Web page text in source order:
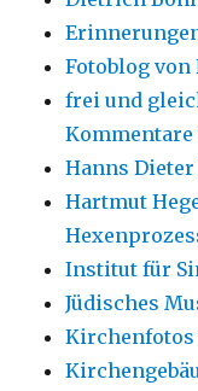
Fotoblog
frei und
Hanns
Hartmut
Institut für
Jüdisches
Kirchenfotos